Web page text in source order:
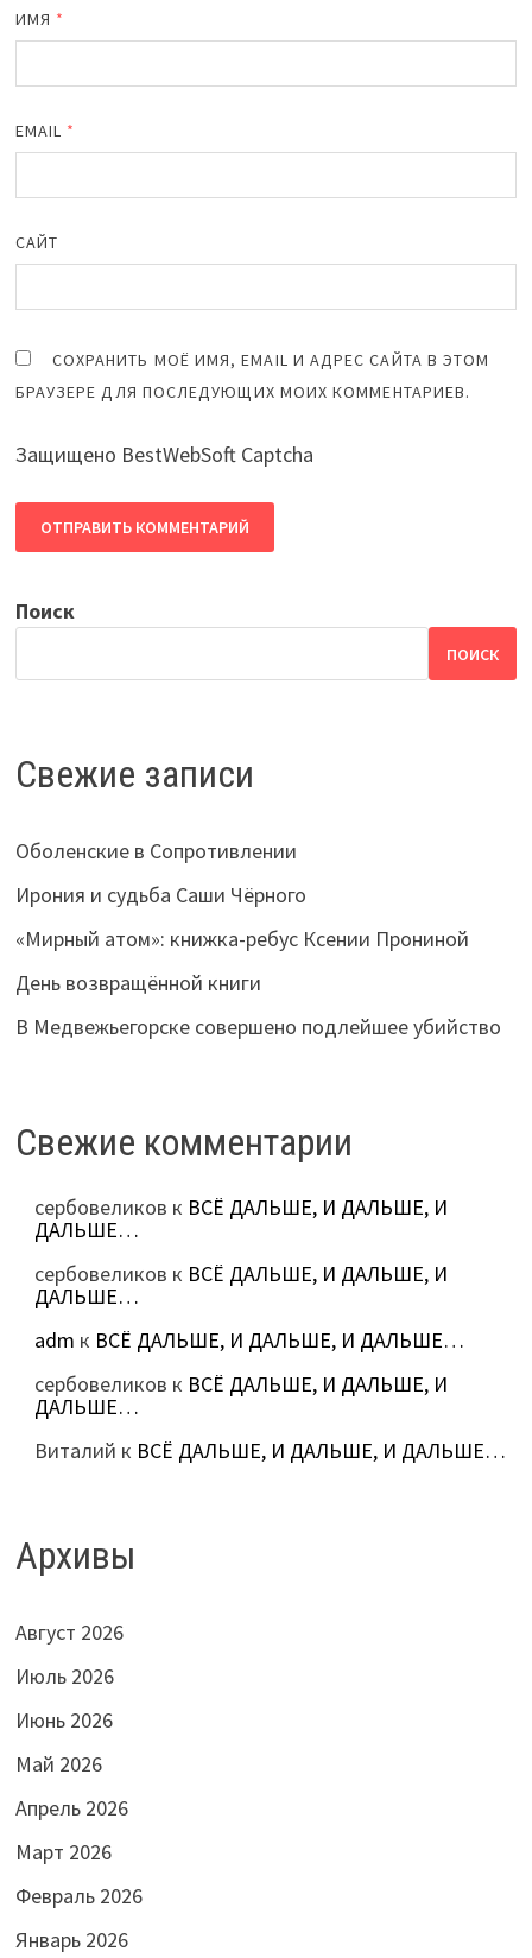
ИМЯ *
EMAIL *
САЙТ
СОХРАНИТЬ МОЁ ИМЯ, EMAIL И АДРЕС САЙТА В ЭТОМ
БРАУЗЕРЕ ДЛЯ ПОСЛЕДУЮЩИХ МОИХ КОММЕНТАРИЕВ.
Защищено BestWebSoft Captcha
Поиск
ПОИСК
Свежие записи
Оболенские в Сопротивлении
Ирония и судьба Саши Чёрного
«Мирный атом»: книжка-ребус Ксении Прониной
День возвращённой книги
В Медвежьегорске совершено подлейшее убийство
Свежие комментарии
сербовеликов к ВСЁ ДАЛЬШЕ, И ДАЛЬШЕ, И
ДАЛЬШЕ…
сербовеликов к ВСЁ ДАЛЬШЕ, И ДАЛЬШЕ, И
ДАЛЬШЕ…
adm к ВСЁ ДАЛЬШЕ, И ДАЛЬШЕ, И ДАЛЬШЕ…
сербовеликов к ВСЁ ДАЛЬШЕ, И ДАЛЬШЕ, И
ДАЛЬШЕ…
Виталий к ВСЁ ДАЛЬШЕ, И ДАЛЬШЕ, И ДАЛЬШЕ…
Архивы
Август 2026
Июль 2026
Июнь 2026
Май 2026
Апрель 2026
Март 2026
Февраль 2026
Январь 2026